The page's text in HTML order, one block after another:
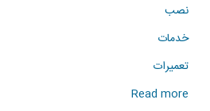
نصب
خدمات
تعمیرات
Read more
about